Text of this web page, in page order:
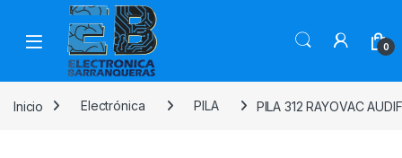
0
Inicio Electrónica PILA PILA 312 RAYOVAC